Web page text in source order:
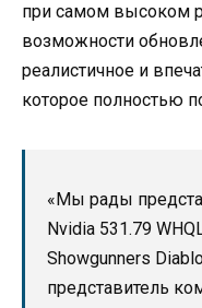
при самом высоком
возможности
реалистичное и
которое полностью
«Мы рады
Nvidia 531.79
Showgunners
представитель